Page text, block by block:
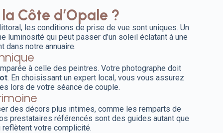
Côte d’Opale ?
les conditions de prise de vue sont uniques. Un
luminosité qui peut passer d’un soleil éclatant à une
dans notre annuaire.
à celle des peintres. Votre photographe doit
. En choisissant un expert local, vous vous assurez
lors de votre séance de couple.
des décors plus intimes, comme les remparts de
prestataires référencés sont des guides autant que
votre complicité.